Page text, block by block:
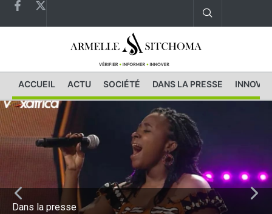
ACCUEIL ACTU SOCIÉTÉ DANS LA PRESSE
Dans la presse